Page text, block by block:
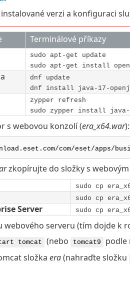
verzi a konfiguraci
Terminálové příkazy
sudo apt-get update
sudo apt-get install
dnf update
dnf install java-17-
zypper refresh
sudo zypper install java-
s webovou konzolí (era_x64.war):
com/eset/apps/
zkopírujte do složky s
sudo cp
sudo cp
Server sudo cp
webového serveru (tím dojde k
tomcat (nebo tomcat9
podle
složka era(nahraďte složku